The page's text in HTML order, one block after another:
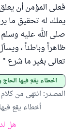
فعلى المؤمن أن
يملك له تحقيق ما
صلى الله عليه
ظاهراً وباطناً ،
تعالى بغير ما شرع "
أخطاء يقع فيها الحاج
المصدر: انتهى من
أخطاء يقع
هل